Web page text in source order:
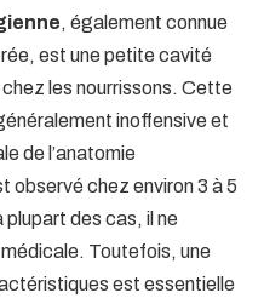
, également connue
est une petite cavité
les nourrissons. Cette
inoffensive et
de l’anatomie
observé chez environ 3 à 5
plupart des cas, il ne
Toutefois, une
est essentielle